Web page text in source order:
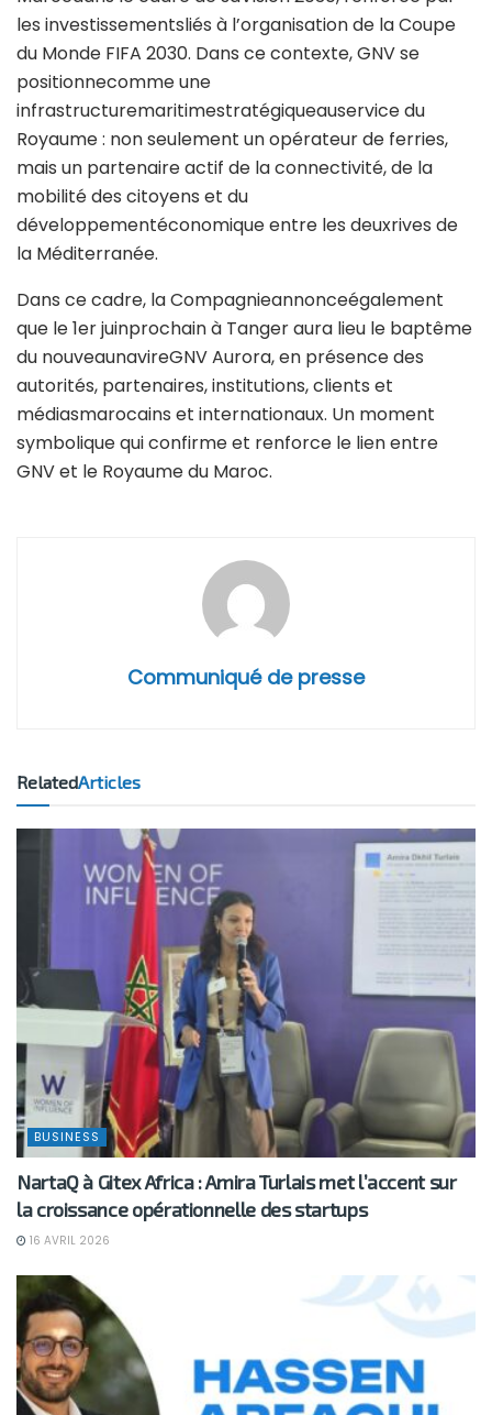
les investissementsliés à l’organisation de la Coupe
du Monde FIFA 2030. Dans ce contexte, GNV se
positionnecomme une
infrastructuremaritimestratégiqueauservice du
Royaume : non seulement un opérateur de ferries,
mais un partenaire actif de la connectivité, de la
mobilité des citoyens et du
développementéconomique entre les deuxrives de
la Méditerranée.
Dans ce cadre, la Compagnieannonceégalement
que le 1er juinprochain à Tanger aura lieu le baptême
du nouveaunavireGNV Aurora, en présence des
autorités, partenaires, institutions, clients et
médiasmarocains et internationaux. Un moment
symbolique qui confirme et renforce le lien entre
GNV et le Royaume du Maroc.
Communiqué de presse
RelatedArticles
BUSINESS
NartaQ à Gitex Africa : Amira Turlais met l’accent sur
la croissance opérationnelle des startups
16 AVRIL 2026